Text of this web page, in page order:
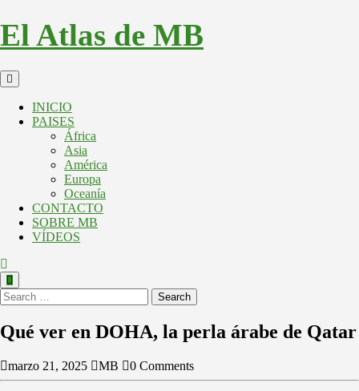
El Atlas de MB
INICIO
PAISES
África
Asia
América
Europa
Oceanía
CONTACTO
SOBRE MB
VÍDEOS
Search
Qué ver en DOHA, la perla árabe de Qatar
marzo 21, 2025 MB 0 Comments